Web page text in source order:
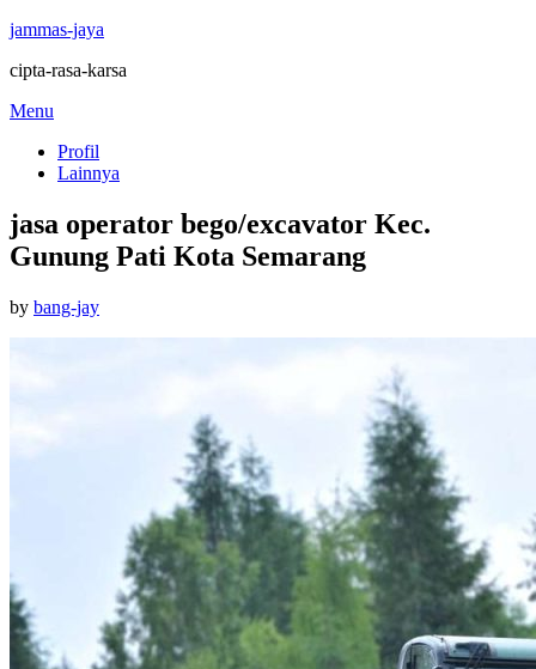
jammas-jaya
cipta-rasa-karsa
Skip
content
Menu
Profil
Lainnya
jasa operator bego/excavator Kec.
Gunung Pati Kota Semarang
by bang-jayPosted